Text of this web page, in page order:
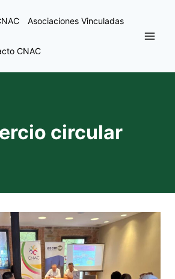
Asociaciones Vinculadas
CNAC
circular